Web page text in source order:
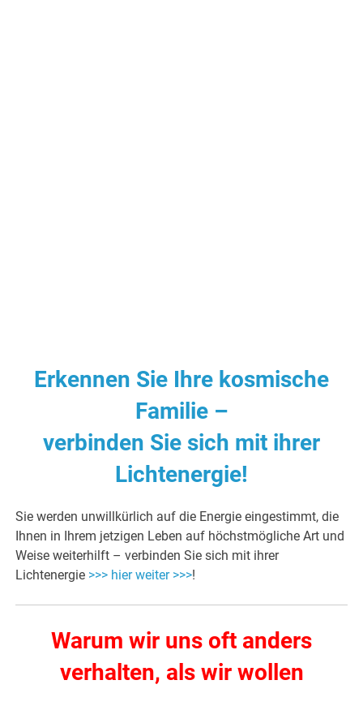
Erkennen Sie Ihre kosmische
Familie –
verbinden Sie sich mit ihrer
Lichtenergie!
Sie werden unwillkürlich auf die Energie eingestimmt, die
Ihnen in Ihrem jetzigen Leben auf höchstmögliche Art und
Weise weiterhilft – verbinden Sie sich mit ihrer
Lichtenergie >>> hier weiter >>>!
Warum wir uns oft anders
verhalten, als wir wollen